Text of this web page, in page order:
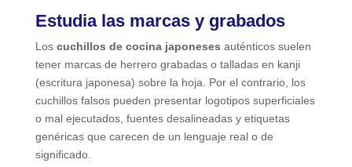
Estudia las marcas y grabados
Los cuchillos de cocina japoneses auténticos suelen
tener marcas de herrero grabadas o talladas en kanji
(escritura japonesa) sobre la hoja. Por el contrario, los
cuchillos falsos pueden presentar logotipos superficiales
o mal ejecutados, fuentes desalineadas y etiquetas
genéricas que carecen de un lenguaje real o de
significado.